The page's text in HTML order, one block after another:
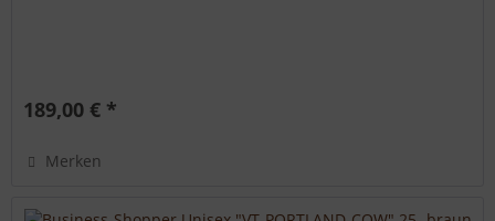
189,00 € *
Merken